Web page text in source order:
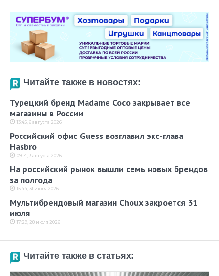
Читайте также в новостях:
Турецкий бренд Madame Coco закрывает все
магазины в России
13:45, 6 августа 2026
Российский офис Guess возглавил экс-глава
Hasbro
09:14, 3 августа 2026
На российский рынок вышли семь новых брендов
за полгода
15:44, 31 июля 2026
Мультибрендовый магазин Choux закроется 31
июля
17:29, 28 июля 2026
Читайте также в статьях: